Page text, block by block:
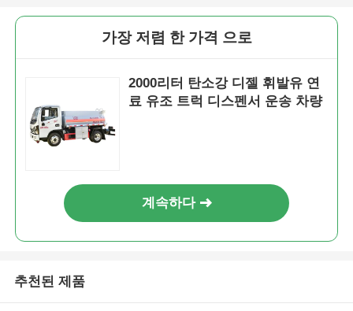
가장 저렴 한 가격 으로
2000리터 탄소강 디젤 휘발유 연
료 유조 트럭 디스펜서 운송 차량
계속하다
추천된 제품